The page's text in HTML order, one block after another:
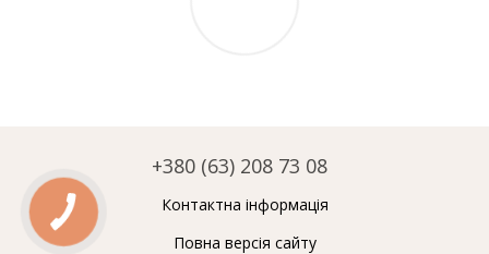
+380 (63) 208 73 08
Контактна інформація
Повна версія сайту